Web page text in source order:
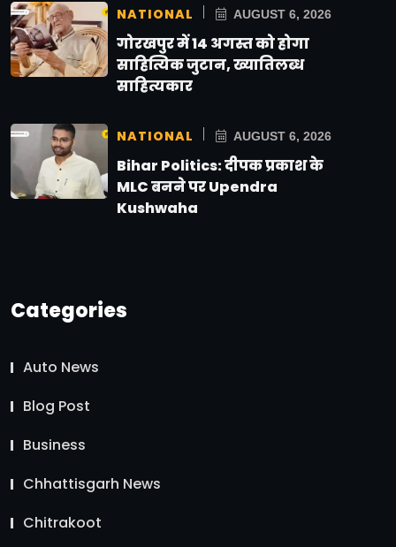
NATIONAL AUGUST 6, 2026
गोरखपुर में 14 अगस्त को होगा
साहित्यिक जुटान, ख्यातिलब्ध
साहित्यकार
NATIONAL AUGUST 6, 2026
Bihar Politics: दीपक प्रकाश के
MLC बनने पर Upendra
Kushwaha
Categories
Auto News
Blog Post
Business
Chhattisgarh News
Chitrakoot